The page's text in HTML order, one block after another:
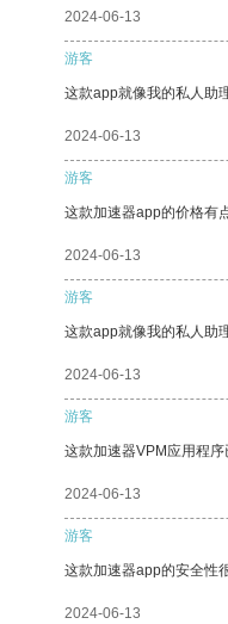
2024-06-13
游客
这款app就像我的私人助
2024-06-13
游客
这款加速器app的价格有
2024-06-13
游客
这款app就像我的私人助
2024-06-13
游客
这款加速器VPM应用程序
2024-06-13
游客
这款加速器app的安全性
2024-06-13